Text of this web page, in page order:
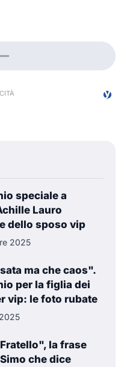
speciale a
Lauro
dello sposo vip
2025
ma che caos".
per la figlia dei
vip: le foto rubate
la frase
che dice